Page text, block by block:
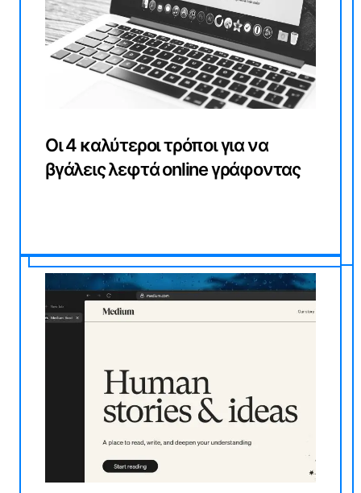
Οι 4 καλύτεροι τρόποι για να
βγάλεις λεφτά online γράφοντας